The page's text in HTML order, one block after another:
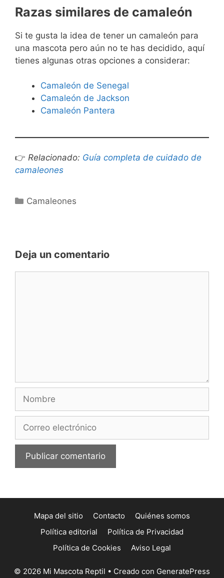
Razas similares de camaleón
Si te gusta la idea de tener un camaleón para
una mascota pero aún no te has decidido, aquí
tienes algunas otras opciones a considerar:
Camaleón de Senegal
Camaleón de Jackson
Camaleón Pantera
👉 Relacionado: Guía completa de cuidado de
camaleones
Categorías
Camaleones
Deja un comentario
electrónico
Mapa del sitio Contacto
Quiénes somos
Política editorial
Política de Privacidad
Política de Cookies
Aviso Legal
© 2026 Mi Mascota Reptil • Creado con GeneratePress